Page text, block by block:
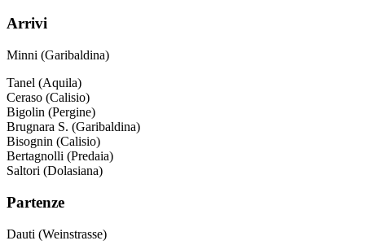
Arrivi
Minni (Garibaldina)
Tanel (Aquila)
Ceraso (Calisio)
Bigolin (Pergine)
Brugnara S. (Garibaldina)
Bisognin (Calisio)
Bertagnolli (Predaia)
Saltori (Dolasiana)
Partenze
Dauti (Weinstrasse)